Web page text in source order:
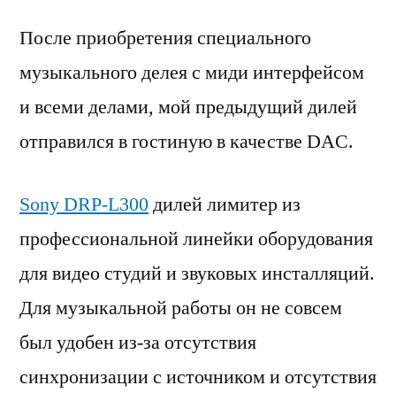
После приобретения специального
музыкального делея с миди интерфейсом
и всеми делами, мой предыдущий дилей
отправился в гостиную в качестве DAC.
Sony DRP-L300дилей лимитер из
профессиональной линейки оборудования
для видео студий и звуковых инсталляций.
Для музыкальной работы он не совсем
был удобен из-за отсутствия
синхронизации с источником и отсутствия